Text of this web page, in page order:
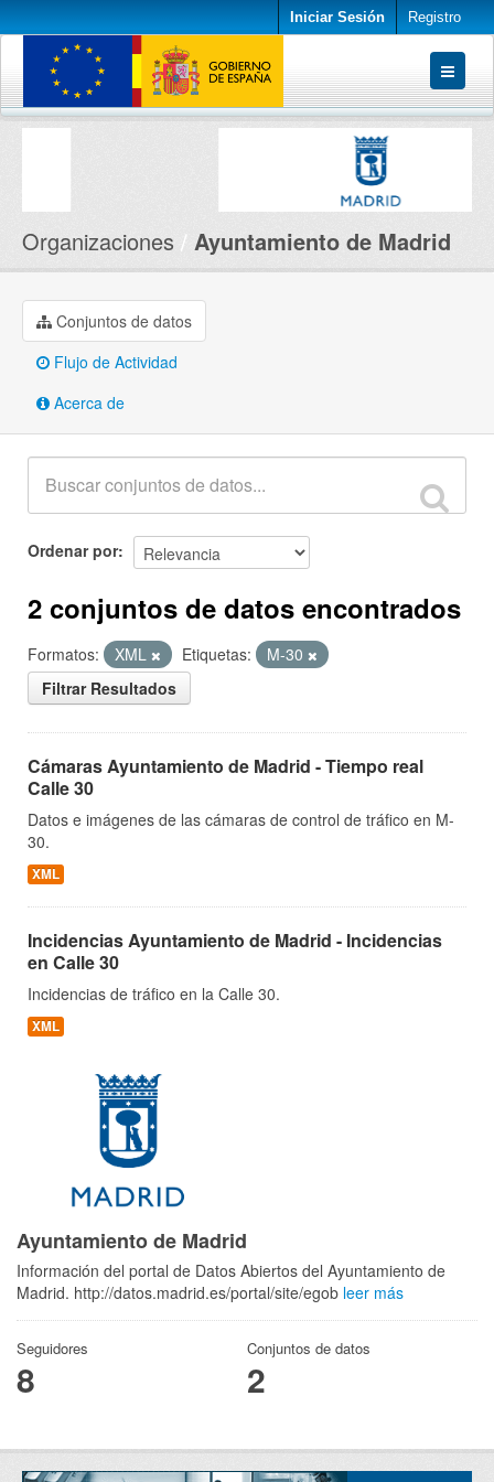
Iniciar Sesión Registro
Conjuntos de datos
Organizaciones Ayuntamiento de Madrid
Conjuntos de datos
Flujo de Actividad
Acerca de
Ordenar por
2 conjuntos de datos encontrados
Formatos: XML Etiquetas:
M-30
Filtrar Resultados
Cámaras Ayuntamiento de Madrid - Tiempo real
Calle 30
Datos e imágenes de las cámaras de control de tráfico en M-
30.
XML
Incidencias Ayuntamiento de Madrid - Incidencias
en Calle 30
Incidencias de tráfico en la Calle 30.
XML
Ayuntamiento de Madrid
Información del portal de Datos Abiertos del Ayuntamiento de
Madrid. http://datos.madrid.es/portal/site/egob leer más
Seguidores
8
Conjuntos de datos
2